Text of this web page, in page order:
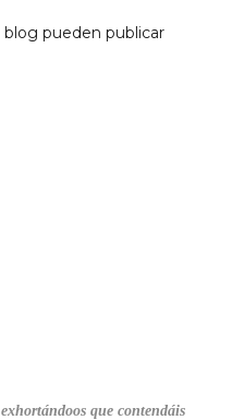
pueden publicar
que contendáis